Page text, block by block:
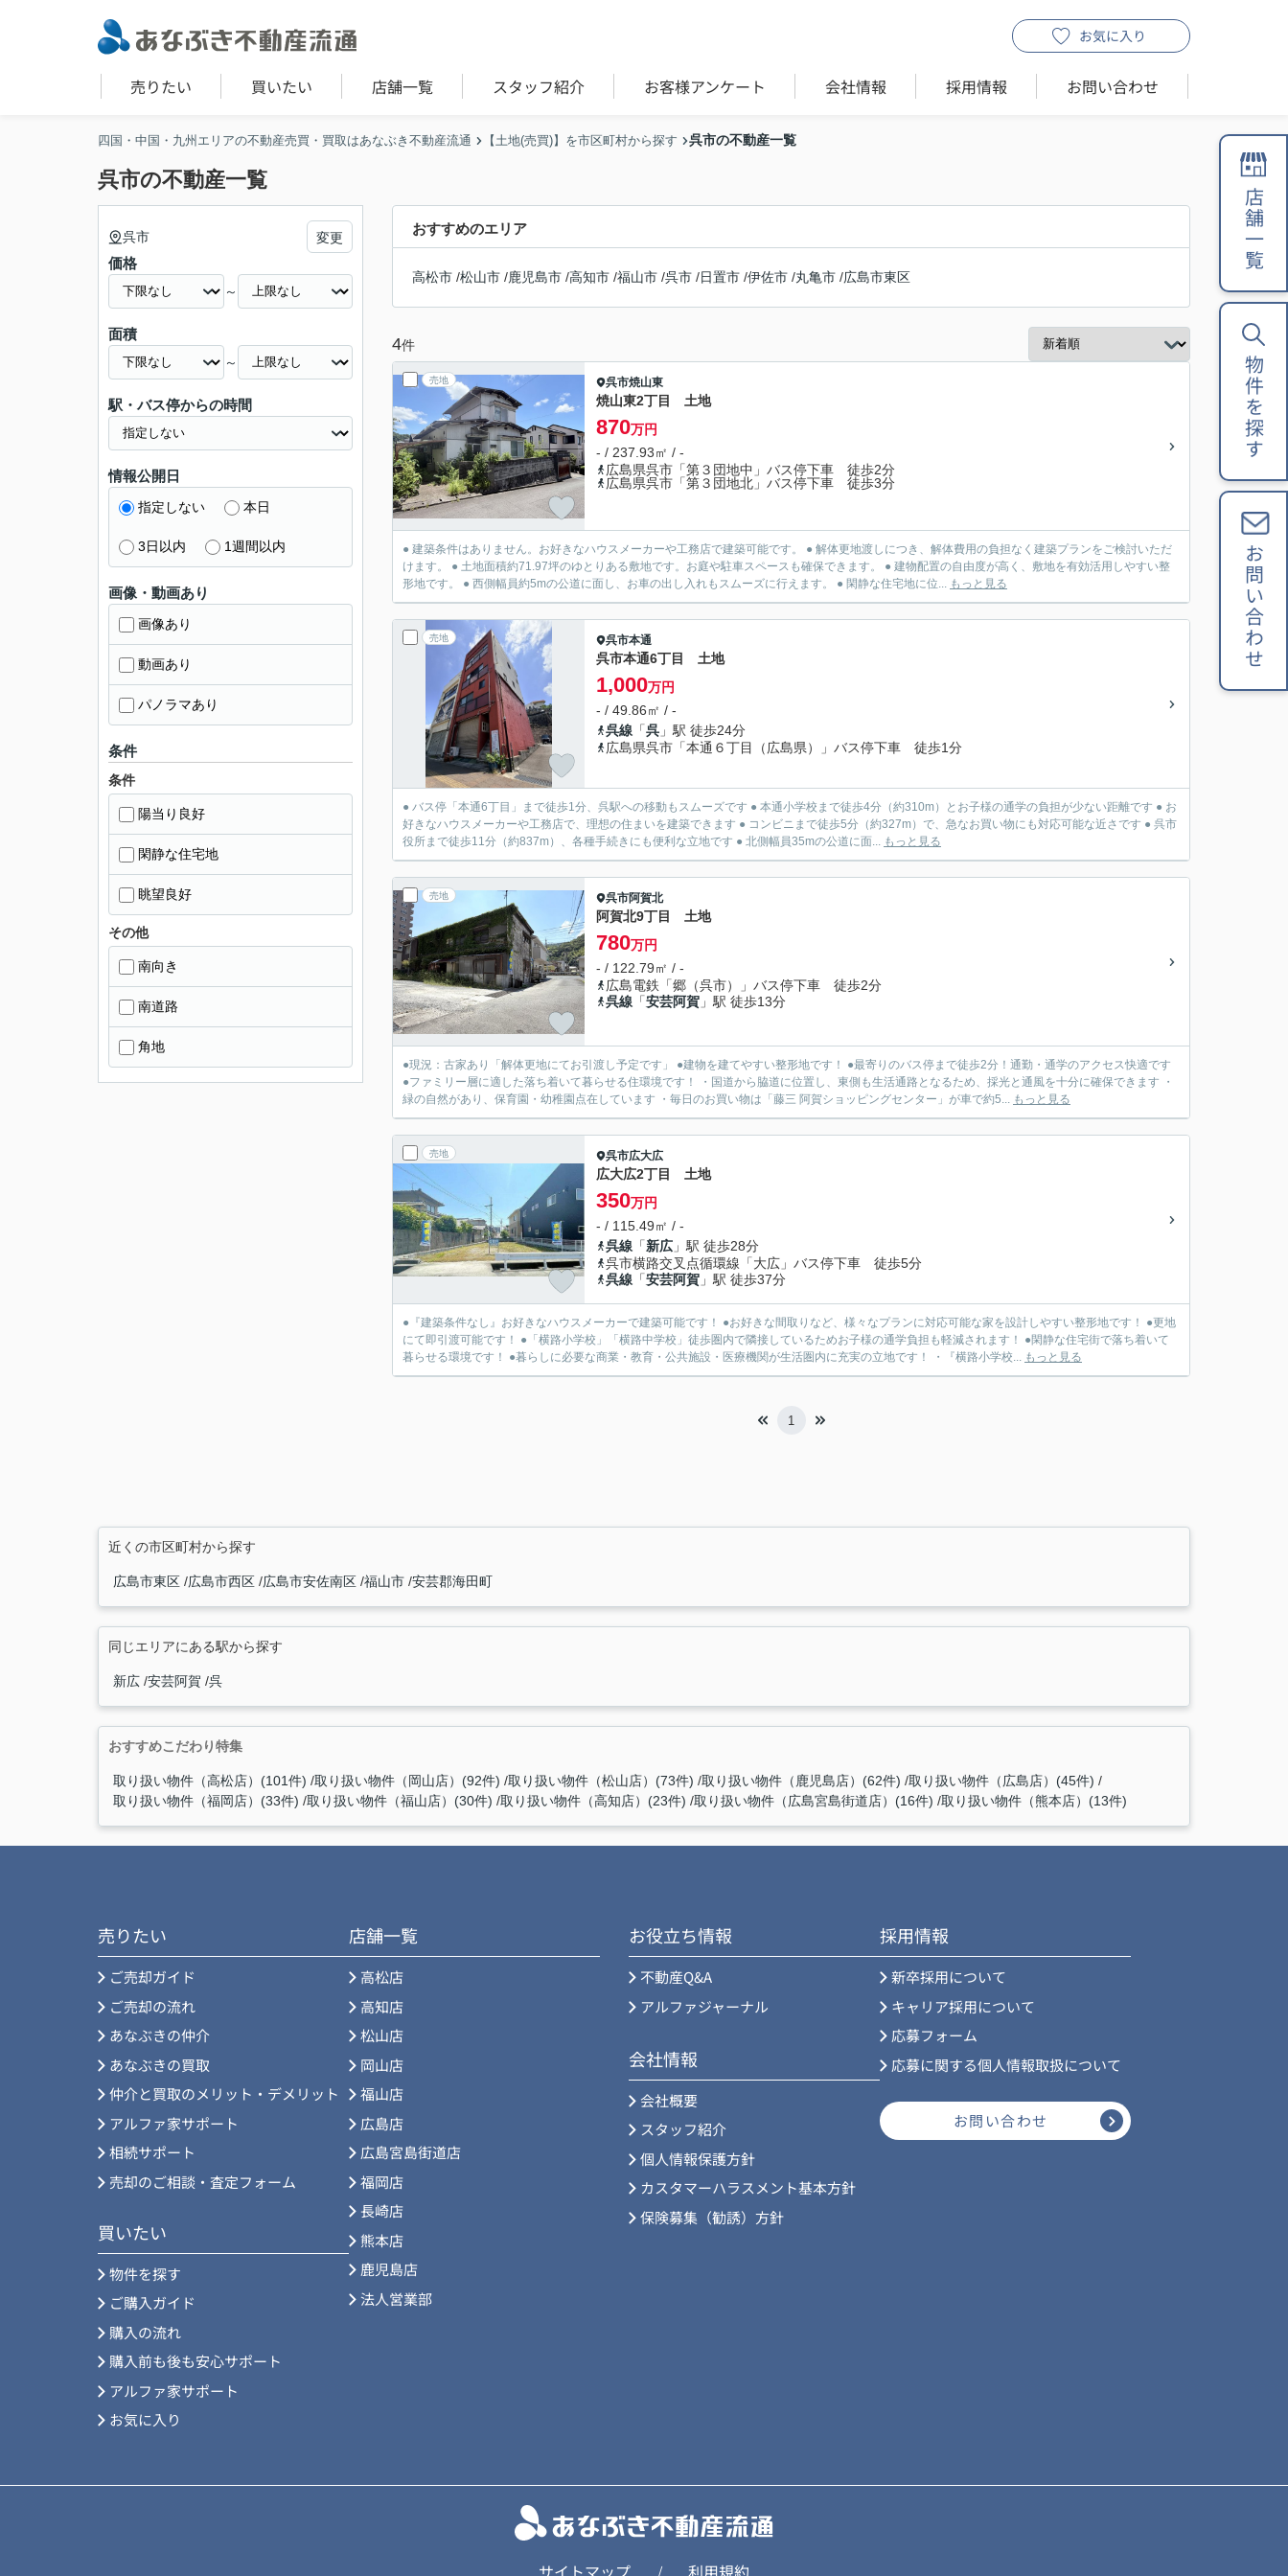
お気に入り
売りたい 買いたい 店舗一覧 スタッフ紹介 お客様アンケート 会社情報 採用情報 お問い合わせ
四国・中国・九州エリアの不動産売買・買取はあなぶき不動産流通 【土地(売買)】を市区町村から探す 呉市の不動産一覧
呉市の不動産一覧
おすすめのエリア
高松市 /松山市 /鹿児島市 /高知市 /福山市 /呉市 /日置市 /伊佐市 /丸亀市 /広島市東区
4件
売地 呉市焼山東
焼山東2丁目 土地
870万円
- / 237.93㎡ / -
広島県呉市「第３団地中」バス停下車 徒歩2分
広島県呉市「第３団地北」バス停下車 徒歩3分
● 建築条件はありません。お好きなハウスメーカーや工務店で建築可能です。 ● 解体更地渡しにつき、解体費用の負担なく建築プランをご検討いただ
けます。 ● 土地面積約71.97坪のゆとりある敷地です。お庭や駐車スペースも確保できます。 ● 建物配置の自由度が高く、敷地を有効活用しやすい整
形地です。 ● 西側幅員約5mの公道に面し、お車の出し入れもスムーズに行えます。 ● 閑静な住宅地に位... もっと見る
売地 呉市本通
呉市本通6丁目 土地
1,000万円
- / 49.86㎡ / -
呉線 「呉 」駅 徒歩24分
広島県呉市「本通６丁目（広島県）」バス停下車 徒歩1分
● バス停「本通6丁目」まで徒歩1分、呉駅への移動もスムーズです ● 本通小学校まで徒歩4分（約310m）とお子様の通学の負担が少ない距離です ● お
好きなハウスメーカーや工務店で、理想の住まいを建築できます ● コンビニまで徒歩5分（約327m）で、急なお買い物にも対応可能な近さです ● 呉市
役所まで徒歩11分（約837m）、各種手続きにも便利な立地です ● 北側幅員35mの公道に面... もっと見る
売地 呉市阿賀北
阿賀北9丁目 土地
780万円
- / 122.79㎡ / -
広島電鉄「郷（呉市）」バス停下車 徒歩2分
呉線 「安芸阿賀 」駅 徒歩13分
●現況：古家あり「解体更地にてお引渡し予定です」 ●建物を建てやすい整形地です！ ●最寄りのバス停まで徒歩2分！通勤・通学のアクセス快適です
●ファミリー層に適した落ち着いて暮らせる住環境です！ ・国道から脇道に位置し、東側も生活通路となるため、採光と通風を十分に確保できます ・
緑の自然があり、保育園・幼稚園点在しています ・毎日のお買い物は「藤三 阿賀ショッピングセンター」が車で約5... もっと見る
売地 呉市広大広
広大広2丁目 土地
350万円
- / 115.49㎡ / -
呉線 「新広 」駅 徒歩28分
呉市横路交叉点循環線「大広」バス停下車 徒歩5分
呉線 「安芸阿賀 」駅 徒歩37分
●『建築条件なし』お好きなハウスメーカーで建築可能です！ ●お好きな間取りなど、様々なプランに対応可能な家を設計しやすい整形地です！ ●更地
にて即引渡可能です！ ●「横路小学校」「横路中学校」徒歩圏内で隣接しているためお子様の通学負担も軽減されます！ ●閑静な住宅街で落ち着いて
暮らせる環境です！ ●暮らしに必要な商業・教育・公共施設・医療機関が生活圏内に充実の立地です！ ・『横路小学校... もっと見る
1
呉市 変更
価格
～
面積
～
駅・バス停からの時間
情報公開日
指定しない 本日
3日以内 1週間以内
画像・動画あり
画像あり
動画あり
パノラマあり
条件
条件
陽当り良好
閑静な住宅地
眺望良好
その他
南向き
南道路
角地
近くの市区町村から探す
広島市東区 広島市西区 広島市安佐南区 福山市 安芸郡海田町
同じエリアにある駅から探す
新広 安芸阿賀 呉
おすすめこだわり特集
取り扱い物件（高松店）(101件) 取り扱い物件（岡山店）(92件) 取り扱い物件（松山店）(73件) 取り扱い物件（鹿児島店）(62件) 取り扱い物件（広島店）(45件)
取り扱い物件（福岡店）(33件) 取り扱い物件（福山店）(30件) 取り扱い物件（高知店）(23件) 取り扱い物件（広島宮島街道店）(16件) 取り扱い物件（熊本店）(13件)
売りたい
ご売却ガイド
ご売却の流れ
あなぶきの仲介
あなぶきの買取
仲介と買取のメリット・デメリット
アルファ家サポート
相続サポート
売却のご相談・査定フォーム
買いたい
物件を探す
ご購入ガイド
購入の流れ
購入前も後も安心サポート
アルファ家サポート
お気に入り
店舗一覧
高松店
高知店
松山店
岡山店
福山店
広島店
広島宮島街道店
福岡店
長崎店
熊本店
鹿児島店
法人営業部
お役立ち情報
不動産Q&A
アルファジャーナル
会社情報
会社概要
スタッフ紹介
個人情報保護方針
カスタマーハラスメント基本方針
保険募集（勧誘）方針
採用情報
新卒採用について
キャリア採用について
応募フォーム
応募に関する個人情報取扱について
お問い合わせ
サイトマップ / 利用規約
店舗一覧
物件を探す
お問い合わせ